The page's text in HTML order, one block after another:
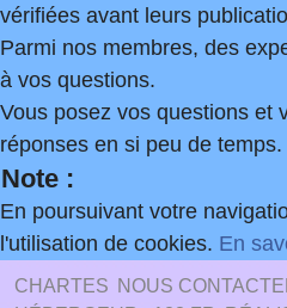
vérifiées avant leurs
Parmi nos membres, des
à vos questions.
Vous posez vos questions et
réponses en si peu de temps.
Note :
En poursuivant votre
l'utilisation de cookies. En
CHARTES NOUS